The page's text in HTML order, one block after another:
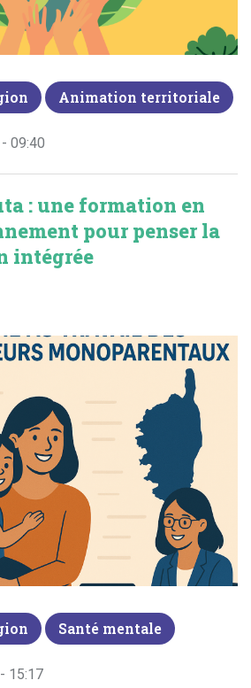
Animation territoriale
09:40
: une formation en
pour penser la
intégrée
Santé mentale
15:17